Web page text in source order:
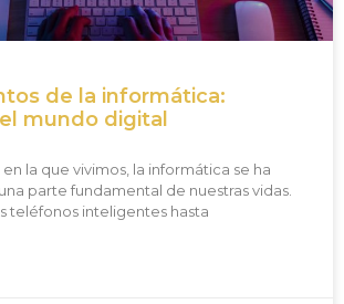
de la informática:
mundo digital
en la que vivimos, la informática se ha
parte fundamental de nuestras vidas.
teléfonos inteligentes hasta